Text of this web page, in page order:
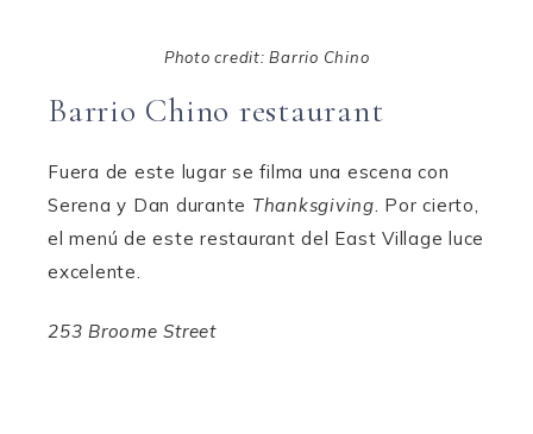
Photo credit: Barrio Chino
Barrio Chino restaurant
Fuera de este lugar se filma una escena con
Serena y Dan durante Thanksgiving. Por cierto,
el menú de este restaurant del East Village luce
excelente.
253 Broome Street